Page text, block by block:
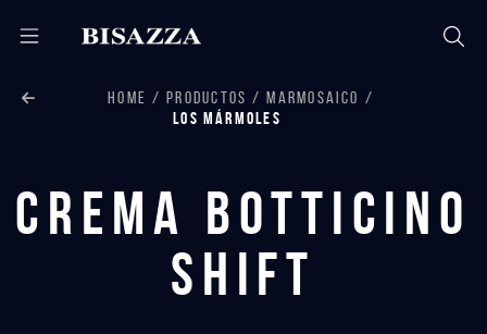
HOME PRODUCTOS
MARMOSAICO
LOS MÁRMOLES
Crema Botticino
Shift